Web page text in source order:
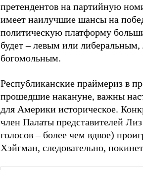
претендентов на партийную
имеет наилучшие шансы на
политическую платформу
будет – левым или
богомольным.
Республиканские праймериз в
прошедшие накануне, важны
для Америки историческое.
член Палаты представителей
голосов – более чем вдвое)
Хэйгман, следовательно,